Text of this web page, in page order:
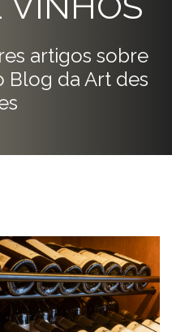
artigos sobre
Blog da Art des